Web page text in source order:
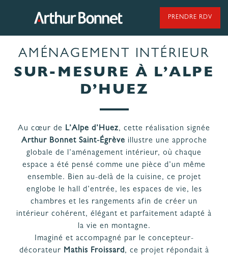
NOS MODÈLES DE CUISINES
MATÉRIAUX ET COLORIS DE CUISINE
NOS CUISINES FABRIQUÉES EN VENDÉE
LES ÉTAPES
PROJET
NOS
ENGAGEMENTS
& GARANTIES
PRENDRE RDV
AMÉNAGEMENT INTÉRIEUR
SUR-MESURE À L’ALPE
D’HUEZ
Au cœur de L’Alpe d’Huez, cette réalisation signée
Arthur Bonnet Saint-Égrève illustre une approche
globale de l’aménagement intérieur, où chaque
espace a été pensé comme une pièce d’un même
ensemble. Bien au-delà de la cuisine, ce projet
englobe le hall d’entrée, les espaces de vie, les
chambres et les rangements afin de créer un
intérieur cohérent, élégant et parfaitement adapté à
la vie en montagne.
Imaginé et accompagné par le concepteur-
décorateur Mathis Froissard, ce projet répondait à